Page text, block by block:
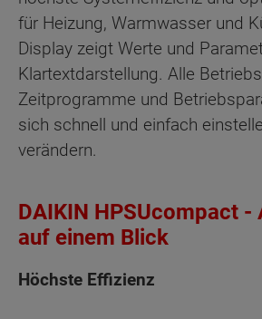
für Heizung, Warmwasser und
Display zeigt Werte und
Klartextdarstellung. Alle
Zeitprogramme und
sich schnell und einfach
verändern.
DAIKIN HPSUcompact -
auf einem Blick
Höchste Effizienz